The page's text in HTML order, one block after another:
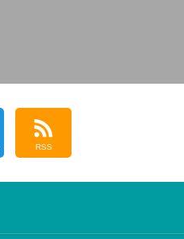
RSS